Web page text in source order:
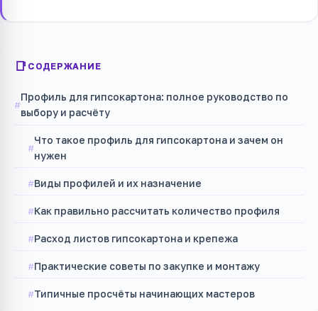
СОДЕРЖАНИЕ
Профиль для гипсокартона: полное руководство по
выбору и расчёту
Что такое профиль для гипсокартона и зачем он
нужен
Виды профилей и их назначение
Как правильно рассчитать количество профиля
Расход листов гипсокартона и крепежа
Практические советы по закупке и монтажу
Типичные просчёты начинающих мастеров